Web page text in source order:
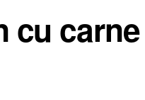
cu